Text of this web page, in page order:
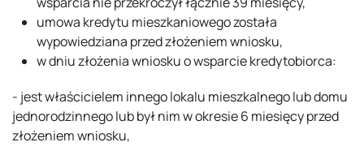
umowa kredytu mieszkaniowego została
wypowiedziana przed złożeniem wniosku,
w dniu złożenia wniosku o wsparcie kredytobiorca:
- jest właścicielem innego lokalu mieszkalnego lub domu
jednorodzinnego lub był nim w okresie 6 miesięcy przed
złożeniem wniosku,